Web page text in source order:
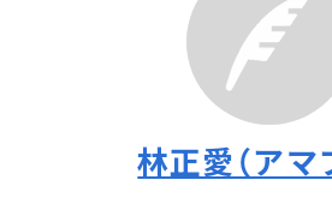
林正愛（アマ